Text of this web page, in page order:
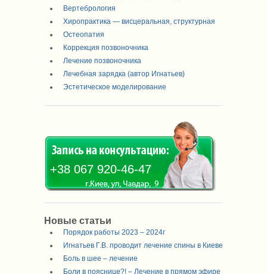
Вертебрология
Хиропрактика — висцеральная, структурная
Остеопатия
Коррекция позвоночника
Лечение позвоночника
Лечебная зарядка (автор Игнатьев)
Эстетическое моделирование
+38 067 920-46-47
Новые статьи
Порядок работы 2023 – 2024г
Игнатьев Г.В. проводит лечение спины в Киеве
Боль в шее – лечение
Боли в пояснице?! – Лечение в прямом эфире